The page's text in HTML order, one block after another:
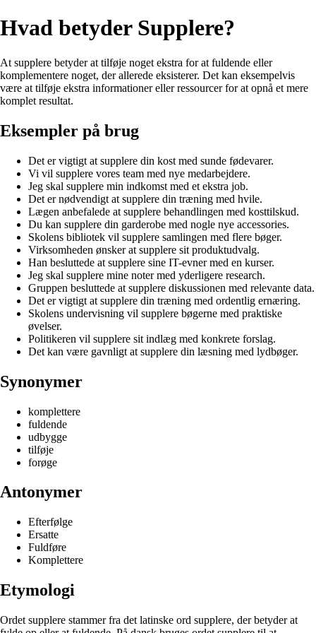
Hvad betyder Supplere?
At supplere betyder at tilføje noget ekstra for at fuldende eller
komplementere noget, der allerede eksisterer. Det kan eksempelvis
være at tilføje ekstra informationer eller ressourcer for at opnå et mere
komplet resultat.
Eksempler på brug
Det er vigtigt at supplere din kost med sunde fødevarer.
Vi vil supplere vores team med nye medarbejdere.
Jeg skal supplere min indkomst med et ekstra job.
Det er nødvendigt at supplere din træning med hvile.
Lægen anbefalede at supplere behandlingen med kosttilskud.
Du kan supplere din garderobe med nogle nye accessories.
Skolens bibliotek vil supplere samlingen med flere bøger.
Virksomheden ønsker at supplere sit produktudvalg.
Han besluttede at supplere sine IT-evner med en kurser.
Jeg skal supplere mine noter med yderligere research.
Gruppen besluttede at supplere diskussionen med relevante data.
Det er vigtigt at supplere din træning med ordentlig ernæring.
Skolens undervisning vil supplere bøgerne med praktiske
øvelser.
Politikeren vil supplere sit indlæg med konkrete forslag.
Det kan være gavnligt at supplere din læsning med lydbøger.
Synonymer
komplettere
fuldende
udbygge
tilføje
forøge
Antonymer
Efterfølge
Ersatte
Fuldføre
Komplettere
Etymologi
Ordet supplere stammer fra det latinske ord supplere, der betyder at